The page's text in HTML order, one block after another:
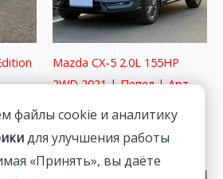
Mazda CX-5 2.0L 155HP
2WD 2021 | Пепел | Арт.
файлы cookie и аналитику
для улучшения работы
«Принять», вы даёте